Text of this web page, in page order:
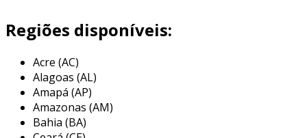
ocaminhão sideré projetado para maximizar
a eficiência operacional em operações de
transporte de carga.
equipado com laterais deslizantes, permite
acesso rápido e simplificado à carga, reduzindo
o tempo de carregamento e descarga.
Regiões disponíveis:
Acre (AC)
Alagoas (AL)
Amapá (AP)
Amazonas (AM)
Bahia (BA)